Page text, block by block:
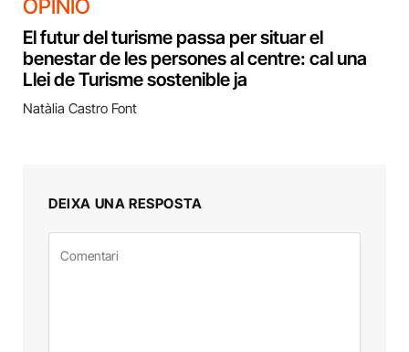
OPINIÓ
El futur del turisme passa per situar el
benestar de les persones al centre: cal una
Llei de Turisme sostenible ja
Natàlia Castro Font
DEIXA UNA RESPOSTA